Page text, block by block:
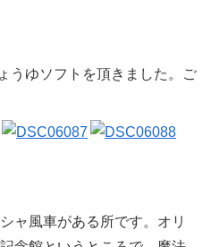
うゆソフトを頂きました。ご
ャ風車がある所です。オリ